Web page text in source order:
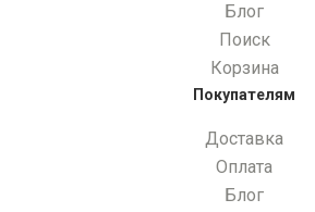
Блог
Поиск
Корзина
Покупателям
Доставка
Оплата
Блог